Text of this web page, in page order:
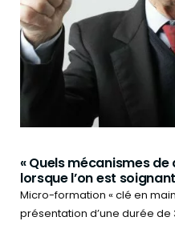
« Quels mécanismes
lorsque l’on est
Micro-formation « clé en
présentation d’une durée